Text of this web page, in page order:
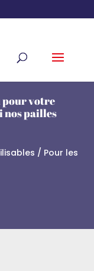
pour votre
nos pailles
/ Pour les